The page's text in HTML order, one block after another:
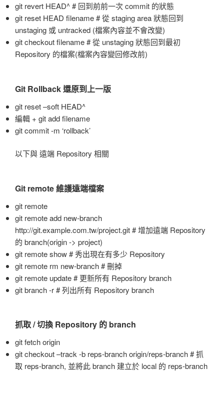
git revert HEAD^ # 回到前前一次 commit 的狀態
git reset HEAD filename # 從 staging area 狀態回到
unstaging 或 untracked (檔案內容並不會改變)
git checkout filename # 從 unstaging 狀態回到最初
Repository 的檔案(檔案內容變回修改前)
Git Rollback 還原到上一版
git reset –soft HEAD^
編輯 + git add filename
git commit -m ‘rollback’
以下與 遠端 Repository 相關
Git remote 維護遠端檔案
git remote
git remote add new-branch
http://git.example.com.tw/project.git # 增加遠端 Repository
的 branch(origin -> project)
git remote show # 秀出現在有多少 Repository
git remote rm new-branch # 刪掉
git remote update # 更新所有 Repository branch
git branch -r # 列出所有 Repository branch
抓取 / 切換 Repository 的 branch
git fetch origin
git checkout –track -b reps-branch origin/reps-branch # 抓
取 reps-branch, 並將此 branch 建立於 local 的 reps-branch